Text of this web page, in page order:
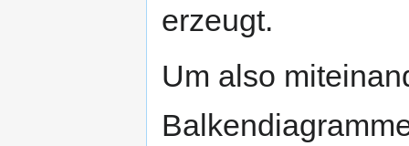
erzeugt.
Um also